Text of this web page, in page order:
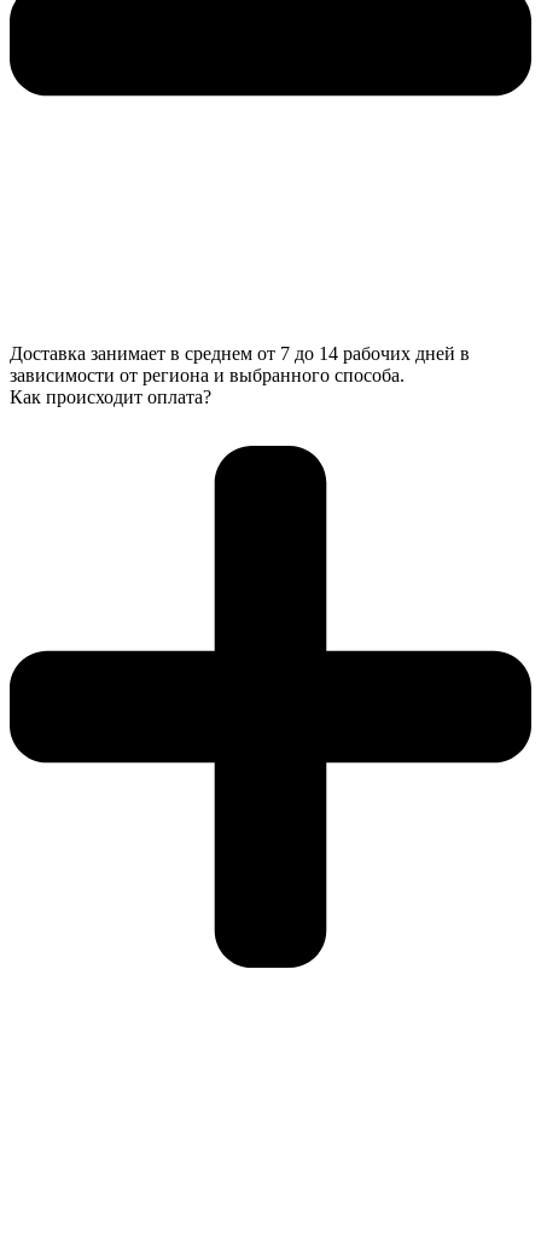
Доставка занимает в среднем от 7 до 14 рабочих дней в
зависимости от региона и выбранного способа.
Как происходит оплата?